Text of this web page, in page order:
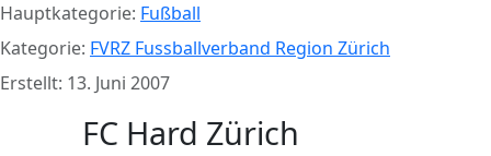
Hauptkategorie: Fußball
Kategorie: FVRZ Fussballverband Region Zürich
Erstellt: 13. Juni 2007
FC Hard Zürich